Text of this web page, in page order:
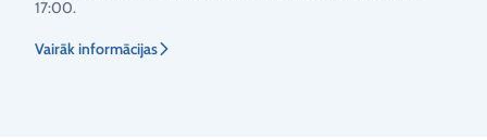
17:00.
Vairāk informācijas